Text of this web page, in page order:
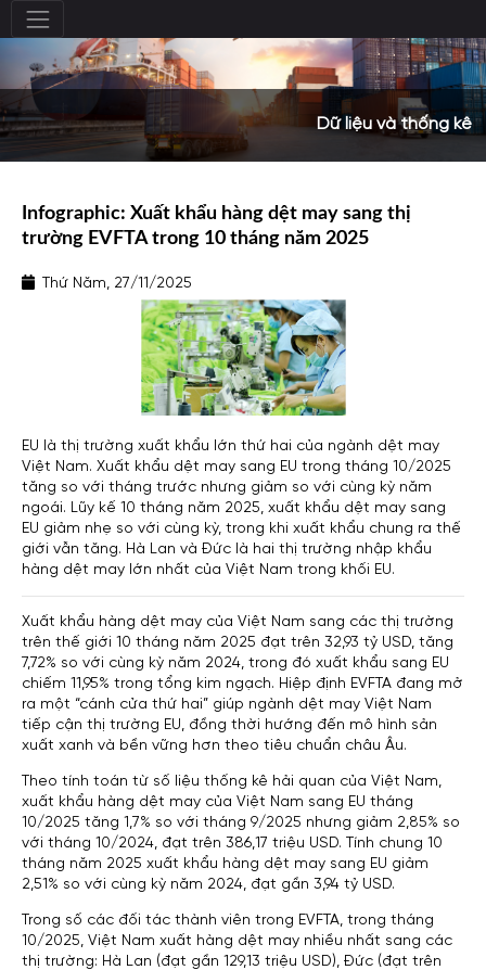
Dữ liệu và thống kê
Infographic: Xuất khẩu hàng dệt may sang thị
trường EVFTA trong 10 tháng năm 2025
Thứ Năm, 27/11/2025
EU là thị trường xuất khẩu lớn thứ hai của ngành dệt may
Việt Nam. Xuất khẩu dệt may sang EU trong tháng 10/2025
tăng so với tháng trước nhưng giảm so với cùng kỳ năm
ngoái. Lũy kế 10 tháng năm 2025, xuất khẩu dệt may sang
EU giảm nhẹ so với cùng kỳ, trong khi xuất khẩu chung ra thế
giới vẫn tăng. Hà Lan và Đức là hai thị trường nhập khẩu
hàng dệt may lớn nhất của Việt Nam trong khối EU.
Xuất khẩu hàng dệt may của Việt Nam sang các thị trường
trên thế giới 10 tháng năm 2025 đạt trên 32,93 tỷ USD, tăng
7,72% so với cùng kỳ năm 2024, trong đó xuất khẩu sang EU
chiếm 11,95% trong tổng kim ngạch. Hiệp định EVFTA đang mở
ra một “cánh cửa thứ hai” giúp ngành dệt may Việt Nam
tiếp cận thị trường EU, đồng thời hướng đến mô hình sản
xuất xanh và bền vững hơn theo tiêu chuẩn châu Âu.
Theo tính toán từ số liệu thống kê hải quan của Việt Nam,
xuất khẩu hàng dệt may của Việt Nam sang EU tháng
10/2025 tăng 1,7% so với tháng 9/2025 nhưng giảm 2,85% so
với tháng 10/2024, đạt trên 386,17 triệu USD. Tính chung 10
tháng năm 2025 xuất khẩu hàng dệt may sang EU giảm
2,51% so với cùng kỳ năm 2024, đạt gần 3,94 tỷ USD.
Trong số các đối tác thành viên trong EVFTA, trong tháng
10/2025, Việt Nam xuất hàng dệt may nhiều nhất sang các
thị trường: Hà Lan (đạt gần 129,13 triệu USD), Đức (đạt trên